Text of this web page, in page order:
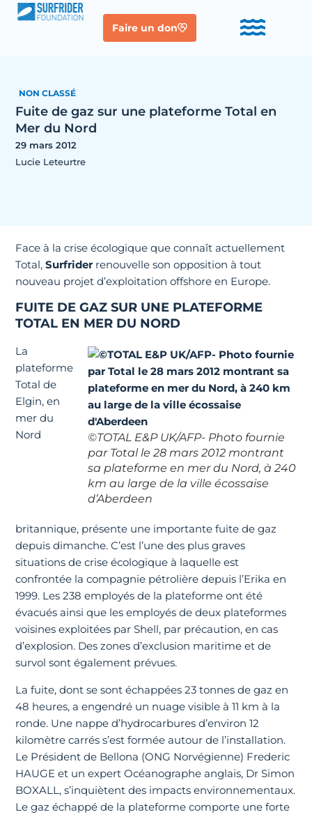
Faire un don
NON CLASSÉ
Fuite de gaz sur une plateforme Total en
Mer du Nord
29 mars 2012
Lucie Leteurtre
Face à la crise écologique que connaît actuellement
Total,Surfrider renouvelle son opposition à tout
nouveau projet d’exploitation offshore en Europe.
FUITE DE GAZ SUR UNE PLATEFORME
TOTAL EN MER DU NORD
©TOTAL E&P UK/AFP- Photo fournie
par Total le 28 mars 2012 montrant
sa plateforme en mer du Nord, à 240
km au large de la ville écossaise
d’Aberdeen
La
plateforme
Total de
Elgin, en
mer du
Nord
britannique, présente une importante fuite de gaz
depuis dimanche. C’est l’une des plus graves
situations de crise écologique à laquelle est
confrontée la compagnie pétrolière depuis l’Erika en
1999. Les 238 employés de la plateforme ont été
évacués ainsi que les employés de deux plateformes
voisines exploitées par Shell, par précaution, en cas
d’explosion. Des zones d’exclusion maritime et de
survol sont également prévues.
La fuite, dont se sont échappées 23 tonnes de gaz en
48 heures, a engendré un nuage visible à 11 km à la
ronde. Une nappe d’hydrocarbures d’environ 12
kilomètre carrés s’est formée autour de l’installation.
Le Président de Bellona (ONG Norvégienne) Frederic
HAUGE et un expert Océanographe anglais, Dr Simon
BOXALL, s’inquiètent des impacts environnementaux.
Le gaz échappé de la plateforme comporte une forte